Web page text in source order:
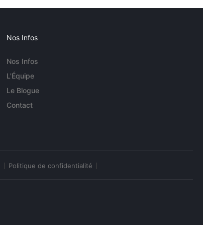
Nos Infos
Nos Infos
L'Équipe
Le Blogue
Contact
Politique de confidentialité